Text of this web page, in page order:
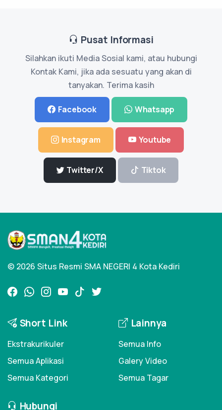
Pusat Informasi
Silahkan ikuti Media Sosial kami, atau hubungi
Kontak Kami, jika ada sesuatu yang akan di
tanyakan. Terima kasih
Facebook Whatsapp
Instagram Youtube
Twitter/X Tiktok
© 2026 Situs Resmi SMA NEGERI 4 Kota Kediri
Short Link
Ekstrakurikuler
Semua Aplikasi
Semua Kategori
Lainnya
Semua Info
Galery Video
Semua Tagar
Hubungi